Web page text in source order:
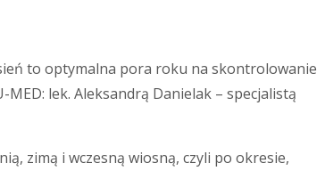
to optymalna pora roku na skontrolowanie
lek. Aleksandrą Danielak – specjalistą
zimą i wczesną wiosną, czyli po okresie,